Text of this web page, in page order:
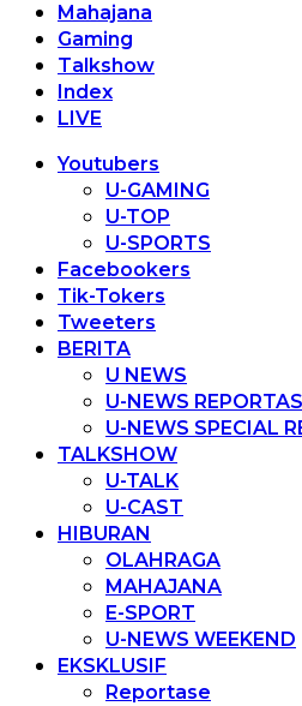
Mahajana
Gaming
Talkshow
Index
LIVE
Youtubers
U-GAMING
U-TOP
U-SPORTS
Facebookers
Tik-Tokers
Tweeters
BERITA
U NEWS
U-NEWS
U-NEWS SPECIAL
TALKSHOW
U-TALK
U-CAST
HIBURAN
OLAHRAGA
MAHAJANA
E-SPORT
U-NEWS WEEKEND
EKSKLUSIF
Reportase